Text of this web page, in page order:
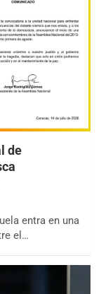
de
entra en una
el…